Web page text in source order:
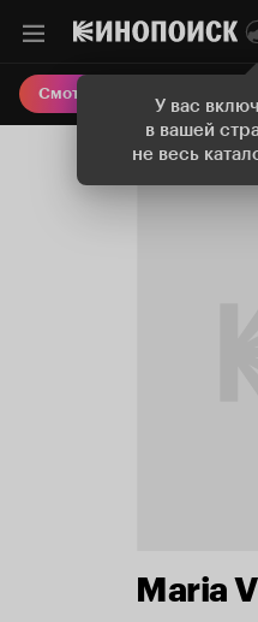
У вас
в вашей
не весь
Смотреть кино
Maria